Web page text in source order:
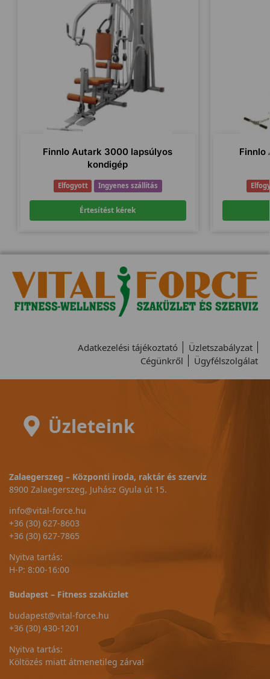
Finnlo Autark 3000 lapsúlyos
kondigép
Elfogyott Ingyenes szállítás
Értesítést kérek
Finnlo
Adatkezelési tájékoztató
Üzletszabályzat
Cégünkről
Ügyfélszolgálat
Üzleteink
Zalaegerszeg – Központi iroda, raktár és szerviz
8900 Zalaegerszeg, Juhász Gyula út 15.
info@vital-force.hu
+36 (30) 627-8603
+36 (30) 627-7865
Nyitva tartás:
H-P: 8:00-16:00
Budapest – Fitness szaküzlet
budapest@vital-force.hu
+36 (30) 430-1201
Nyitva tartás:
Költözés miatt átmenetileg zárva!